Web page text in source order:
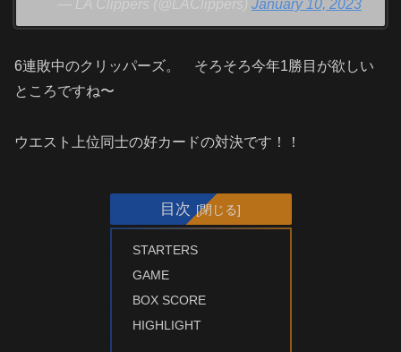
— LA Clippers (@LAClippers) January 10, 2023
6連敗中のクリッパーズ。 そろそろ今年1勝目が欲しい
ところですね〜
ウエスト上位同士の好カードの対決です！！
目次
STARTERS
GAME
BOX SCORE
HIGHLIGHT